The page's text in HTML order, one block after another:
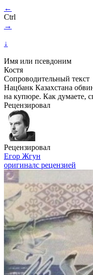
←
Ctrl
→
↓
Имя или псевдоним
Костя
Сопроводительный текст
Нацбанк Казахстана
на купюре. Как думаете,
Рецензировал
Рецензировал
Егор Жгун
оригиналс рецензией